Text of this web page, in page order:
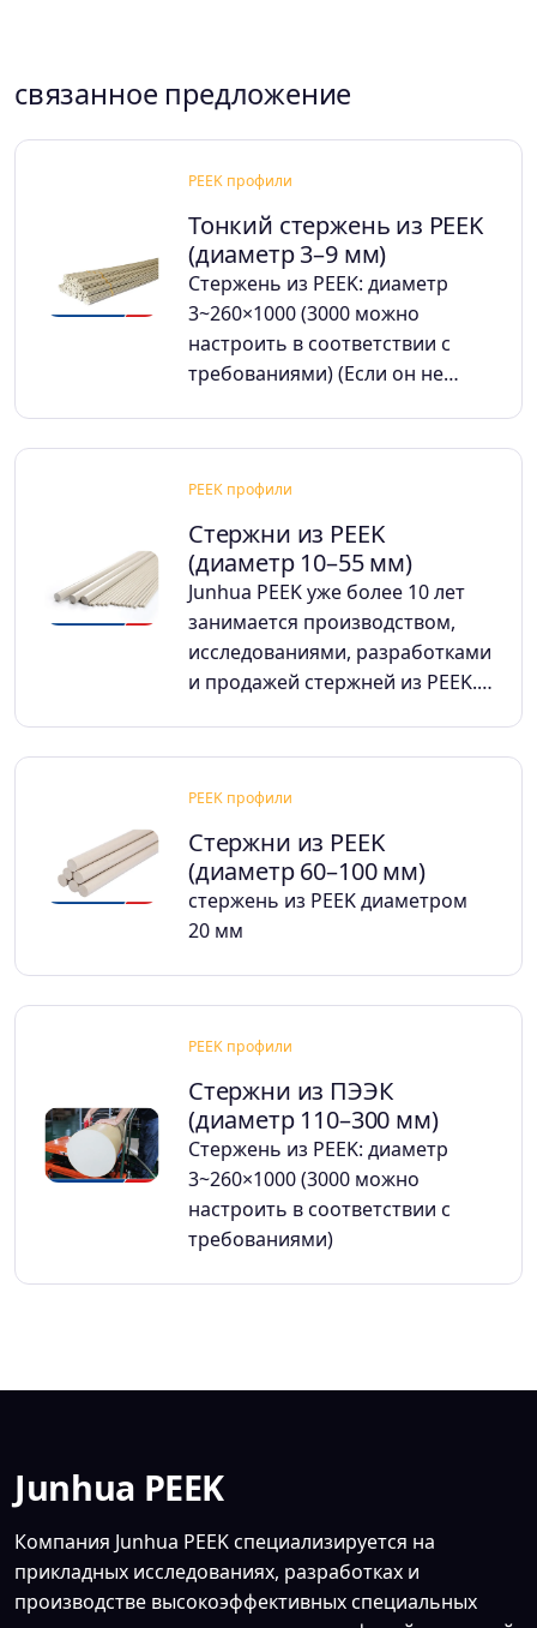
связанное предложение
PEEK профили
Тонкий стержень из PEEK
(диаметр 3–9 мм)
Стержень из PEEK: диаметр
3~260×1000 (3000 можно
настроить в соответствии с
требованиями) (Если он не…
PEEK профили
Стержни из PEEK
(диаметр 10–55 мм)
Junhua PEEK уже более 10 лет
занимается производством,
исследованиями, разработками
и продажей стержней из PEEK.…
PEEK профили
Стержни из PEEK
(диаметр 60–100 мм)
стержень из PEEK диаметром
20 мм
PEEK профили
Стержни из ПЭЭК
(диаметр 110–300 мм)
Стержень из PEEK: диаметр
3~260×1000 (3000 можно
настроить в соответствии с
требованиями)
Junhua PEEK
Компания Junhua PEEK специализируется на
прикладных исследованиях, разработках и
производстве высокоэффективных специальных